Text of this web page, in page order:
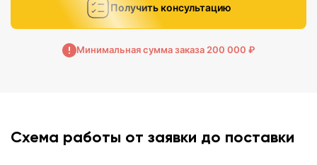
Получить консультацию
Минимальная сумма заказа 200 000 ₽
Схема работы от заявки до поставки